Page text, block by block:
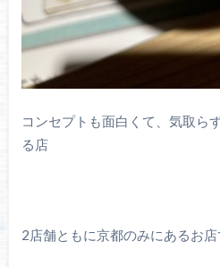
コンセプトも面白くて、気取ら
る店
2店舗ともに京都のみにあるお店